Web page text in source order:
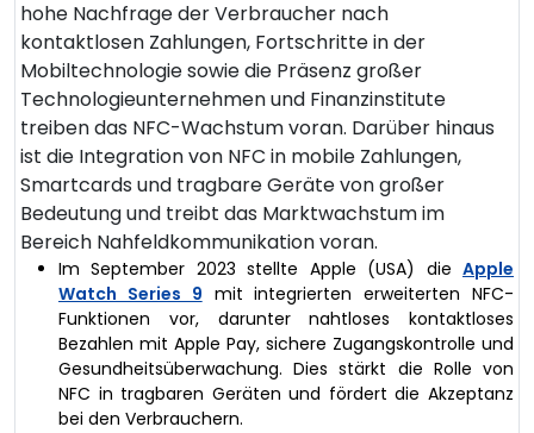
hohe Nachfrage der Verbraucher nach
kontaktlosen Zahlungen, Fortschritte in der
Mobiltechnologie sowie die Präsenz großer
Technologieunternehmen und Finanzinstitute
treiben das NFC-Wachstum voran. Darüber hinaus
ist die Integration von NFC in mobile Zahlungen,
Smartcards und tragbare Geräte von großer
Bedeutung und treibt das Marktwachstum im
Bereich Nahfeldkommunikation voran.
Im September 2023 stellte Apple (USA) die Apple
Watch Series 9 mit integrierten erweiterten NFC-
Funktionen vor, darunter nahtloses kontaktloses
Bezahlen mit Apple Pay, sichere Zugangskontrolle und
Gesundheitsüberwachung. Dies stärkt die Rolle von
NFC in tragbaren Geräten und fördert die Akzeptanz
bei den Verbrauchern.